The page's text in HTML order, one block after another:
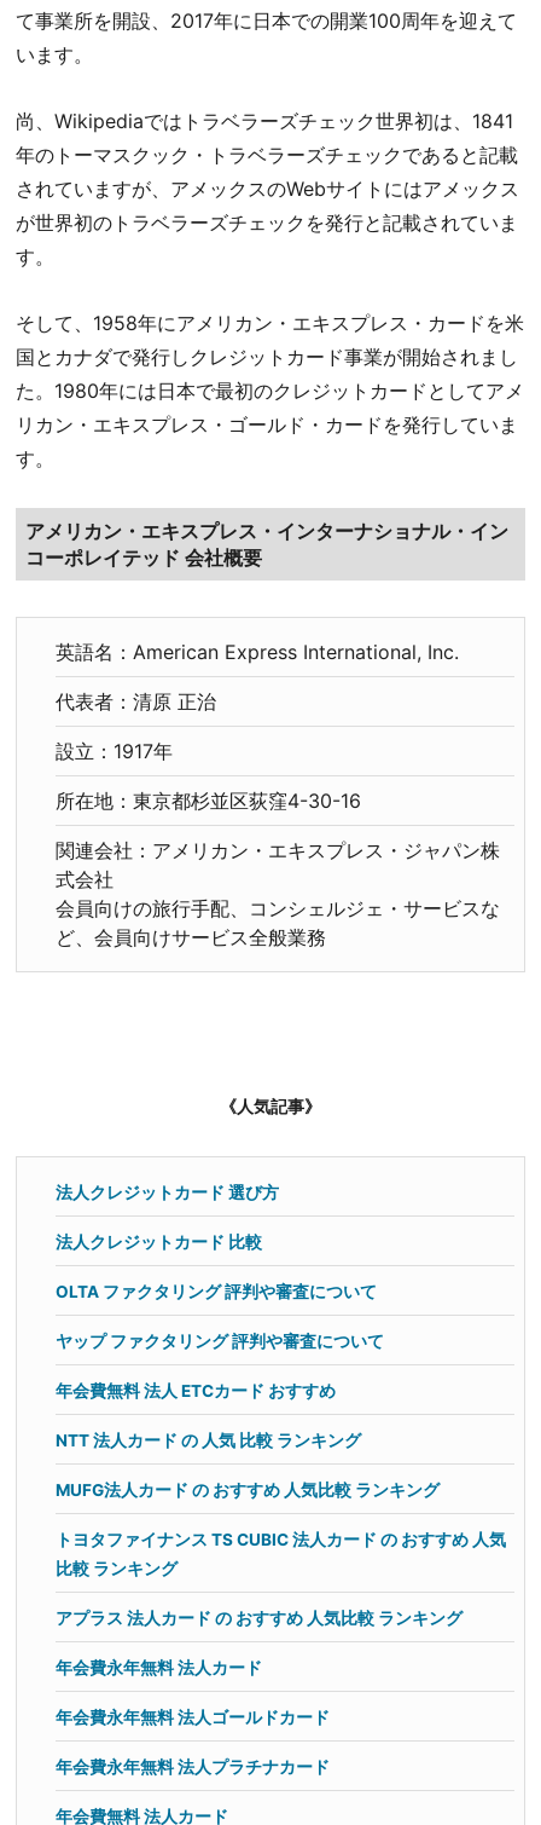
て事業所を開設、2017年に日本での開業100周年を迎えて
います。
尚、Wikipediaではトラベラーズチェック世界初は、1841
年のトーマスクック・トラベラーズチェックであると記載
されていますが、アメックスのWebサイトにはアメックス
が世界初のトラベラーズチェックを発行と記載されていま
す。
そして、1958年にアメリカン・エキスプレス・カードを米
国とカナダで発行しクレジットカード事業が開始されまし
た。1980年には日本で最初のクレジットカードとしてアメ
リカン・エキスプレス・ゴールド・カードを発行していま
す。
アメリカン・エキスプレス・インターナショナル・イン
コーポレイテッド 会社概要
英語名：American Express International, Inc.
代表者：清原 正治
設立：1917年
所在地：東京都杉並区荻窪4-30-16
関連会社：アメリカン・エキスプレス・ジャパン株
式会社
会員向けの旅行手配、コンシェルジェ・サービスな
ど、会員向けサービス全般業務
《人気記事》
法人クレジットカード 選び方
法人クレジットカード 比較
OLTA ファクタリング 評判や審査について
ヤップ ファクタリング 評判や審査について
年会費無料 法人 ETCカード おすすめ
NTT 法人カード の 人気 比較 ランキング
MUFG法人カード の おすすめ 人気比較 ランキング
トヨタファイナンス TS CUBIC 法人カード の おすすめ 人気
比較 ランキング
アプラス 法人カード の おすすめ 人気比較 ランキング
年会費永年無料 法人カード
年会費永年無料 法人ゴールドカード
年会費永年無料 法人プラチナカード
年会費無料 法人カード